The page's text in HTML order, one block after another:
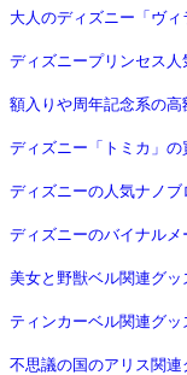
大人のディズニー「ヴ
ディズニープリンセス
額入りや周年記念系の
ディズニー「トミカ」
ディズニーの人気ナノ
ディズニーのバイナル
美女と野獣ベル関連グ
ティンカーベル関連グ
不思議の国のアリス関